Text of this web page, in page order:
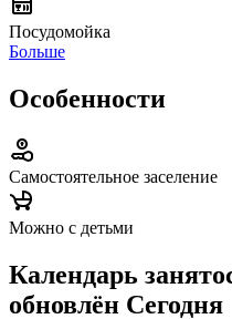
Посудомойка
Больше
Особенности
Самостоятельное заселение
Можно с детьми
Календарь
обновлён Сегодня